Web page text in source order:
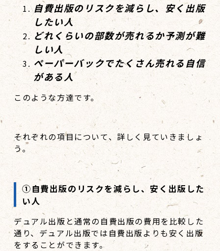
自費出版のリスクを減らし、安く出版
したい人
どれくらいの部数が売れるか予測が難
しい人
ペーパーバックでたくさん売れる自信
がある人
このような方達です。
それぞれの項目について、詳しく見ていきましょ
う。
①自費出版のリスクを減らし、安く出版した
い人
デュアル出版と通常の自費出版の費用を比較した
通り、デュアル出版では自費出版よりも安く出版
をすることができます。